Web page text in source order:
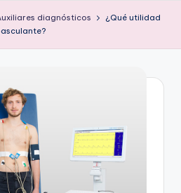
diagnósticos
¿Qué utilidad